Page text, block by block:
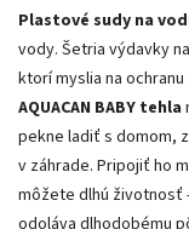
Plastové sudy na
vody. Šetria výdavky
ktorí myslia na
AQUACAN BABY tehla
pekne ladiť s domom,
v záhrade. Pripojiť ho
môžete dlhú
odoláva dlhodobému